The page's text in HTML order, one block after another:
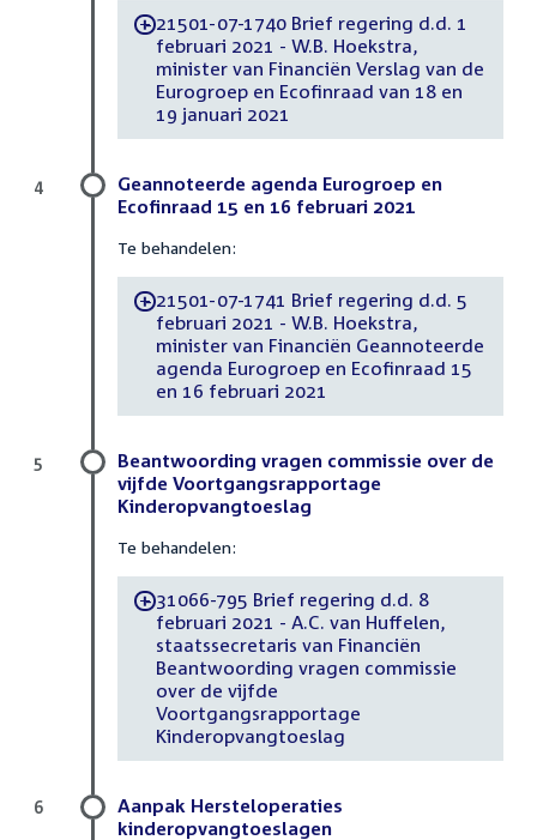
-21501-07-1740 Brief regering d.d. 1
februari 2021 - W.B. Hoekstra,
minister van Financiën Verslag van de
Eurogroep en Ecofinraad van 18 en
19 januari 2021
Geannoteerde agenda Eurogroep en
Ecofinraad 15 en 16 februari 2021
Te behandelen:
-21501-07-1741 Brief regering d.d. 5
februari 2021 - W.B. Hoekstra,
minister van Financiën Geannoteerde
agenda Eurogroep en Ecofinraad 15
en 16 februari 2021
4
Beantwoording vragen commissie over de
vijfde Voortgangsrapportage
Kinderopvangtoeslag
Te behandelen:
-31066-795 Brief regering d.d. 8
februari 2021 - A.C. van Huffelen,
staatssecretaris van Financiën
Beantwoording vragen commissie
over de vijfde
Voortgangsrapportage
Kinderopvangtoeslag
5
Aanpak Hersteloperaties
kinderopvangtoeslagen
6